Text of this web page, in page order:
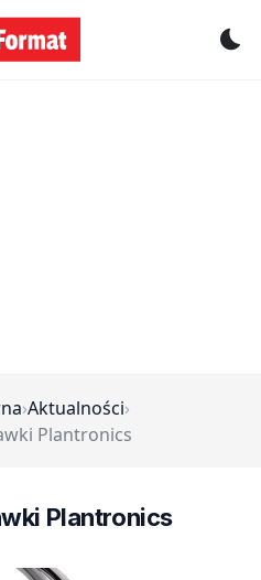
›Aktualności›
Plantronics
Plantronics